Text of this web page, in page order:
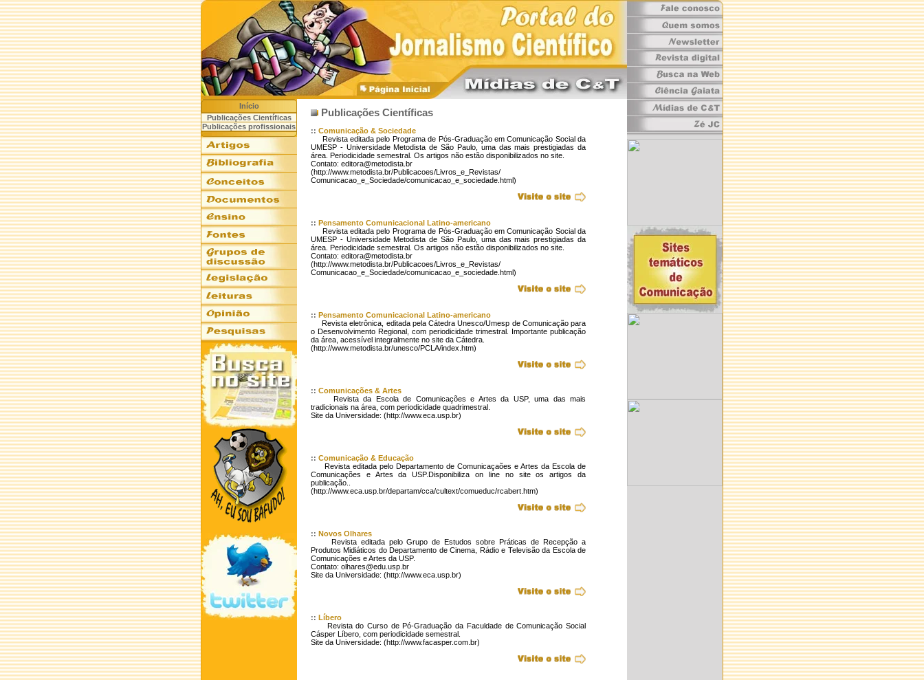
Início
Publicações Científicas
Publicações profissionais
Publicações Científicas
:: Comunicação & Sociedade
Revista editada pelo Programa de Pós-Graduação em Comunicação Social da
UMESP - Universidade Metodista de São Paulo, uma das mais prestigiadas da
área. Periodicidade semestral. Os artigos não estão disponibilizados no site.
Contato: editora@metodista.br
(http://www.metodista.br/Publicacoes/Livros_e_Revistas/
Comunicacao_e_Sociedade/comunicacao_e_sociedade.html)
:: Pensamento Comunicacional Latino-americano
Revista editada pelo Programa de Pós-Graduação em Comunicação Social da
UMESP - Universidade Metodista de São Paulo, uma das mais prestigiadas da
área. Periodicidade semestral. Os artigos não estão disponibilizados no site.
Contato: editora@metodista.br
(http://www.metodista.br/Publicacoes/Livros_e_Revistas/
Comunicacao_e_Sociedade/comunicacao_e_sociedade.html)
:: Pensamento Comunicacional Latino-americano
Revista eletrônica, editada pela Cátedra Unesco/Umesp de Comunicação para
o Desenvolvimento Regional, com periodicidade trimestral. Importante publicação
da área, acessível integralmente no site da Cátedra.
(http://www.metodista.br/unesco/PCLA/index.htm)
:: Comunicações & Artes
Revista da Escola de Comunicações e Artes da USP, uma das mais
tradicionais na área, com periodicidade quadrimestral.
Site da Universidade: (http://www.eca.usp.br)
:: Comunicação & Educação
Revista editada pelo Departamento de Comunicaçaões e Artes da Escola de
Comunicações e Artes da USP.Disponibiliza on line no site os artigos da
publicação..
(http://www.eca.usp.br/departam/cca/cultext/comueduc/rcabert.htm)
:: Novos Olhares
Revista editada pelo Grupo de Estudos sobre Práticas de Recepção a
Produtos Midiáticos do Departamento de Cinema, Rádio e Televisão da Escola de
Comunicações e Artes da USP.
Contato: olhares@edu.usp.br
Site da Universidade: (http://www.eca.usp.br)
:: Líbero
Revista do Curso de Pó-Graduação da Faculdade de Comunicação Social
Cásper Líbero, com periodicidade semestral.
Site da Universidade: (http://www.facasper.com.br)